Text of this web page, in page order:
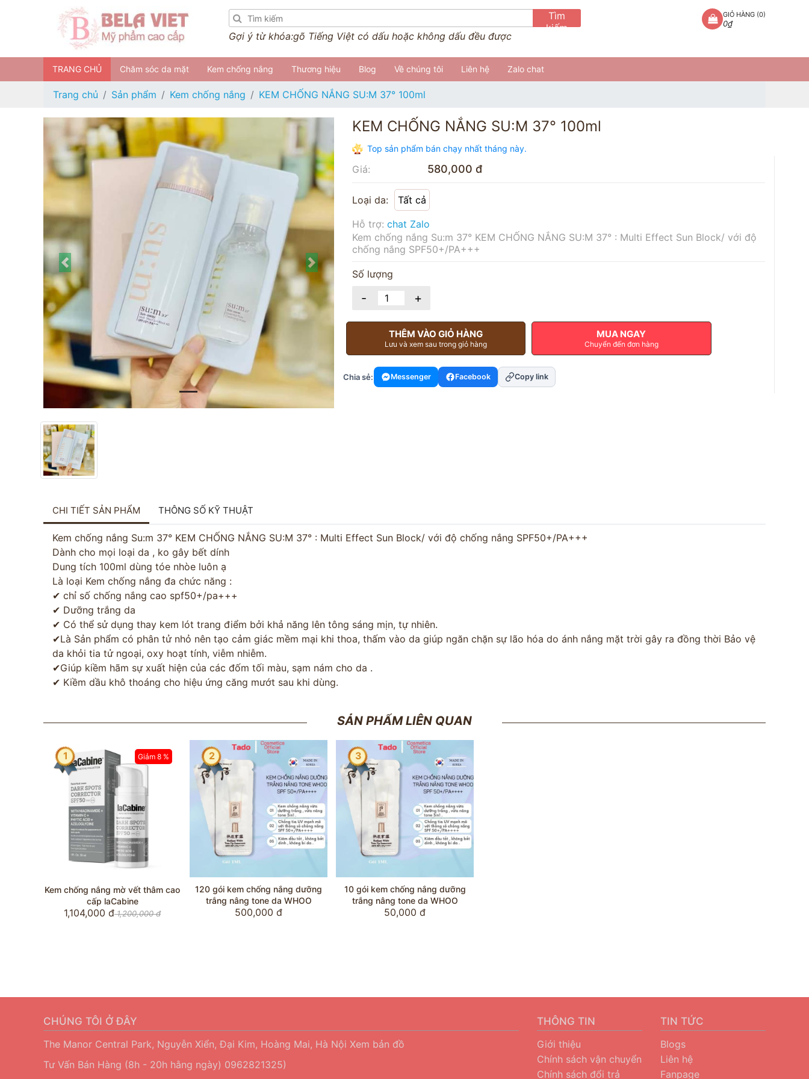
Tìm
kiếm
Gợi ý từ khóa:gõ Tiếng Việt có dấu hoặc không dấu đều được
GIỎ HÀNG (0)
0₫
TRANG CHỦ Chăm sóc da mặt Kem chống nắng Thương hiệu Blog Về chúng tôi Liên hệ Zalo chat
Trang chủ Sản phẩm Kem chống nắng KEM CHỐNG NẮNG SU:M 37° 100ml
Previous Next
KEM CHỐNG NẮNG SU:M 37° 100ml
Top sản phẩm bán chạy nhất tháng này.
Giá: 580,000 đ
Loại da:
Tất cả
Hỗ trợ: chat Zalo
Kem chống nắng Su:m 37° KEM CHỐNG NẮNG SU:M 37° : Multi Effect Sun Block/ với độ
chống nắng SPF50+/PA+++
Số lượng
- +
THÊM VÀO GIỎ HÀNG
Lưu và xem sau trong giỏ hàng
MUA NGAY
Chuyển đến đơn hàng
Chia sẻ: Messenger Facebook Copy link
CHI TIẾT SẢN PHẨM THÔNG SỐ KỸ THUẬT
Kem chống nắng Su:m 37° KEM CHỐNG NẮNG SU:M 37° : Multi Effect Sun Block/ với độ chống nắng SPF50+/PA+++
Dành cho mọi loại da , ko gây bết dính
Dung tích 100ml dùng tóe nhòe luôn ạ
Là loại Kem chống nắng đa chức năng :
✔ chỉ số chống nắng cao spf50+/pa+++
✔ Dưỡng trắng da
✔ Có thể sử dụng thay kem lót trang điểm bởi khả năng lên tông sáng mịn, tự nhiên.
✔Là Sản phẩm có phân tử nhỏ nên tạo cảm giác mềm mại khi thoa, thấm vào da giúp ngăn chặn sự lão hóa do ánh nắng mặt trời gây ra đồng thời Bảo vệ
da khỏi tia tử ngoại, oxy hoạt tính, viễm nhiễm.
✔Giúp kiềm hãm sự xuất hiện của các đốm tối màu, sạm nám cho da .
✔ Kiềm dầu khô thoáng cho hiệu ứng căng mướt sau khi dùng.
SẢN PHẨM LIÊN QUAN
1
Kem chống nắng mờ vết thâm cao
cấp laCabine
1,104,000 đ1,200,000 đ
Giảm 8 % 2
120 gói kem chống nắng dưỡng
trắng nâng tone da WHOO
500,000 đ
3
10 gói kem chống nắng dưỡng
trắng nâng tone da WHOO
50,000 đ
CHÚNG TÔI Ở ĐÂY
The Manor Central Park, Nguyễn Xiển, Đại Kim, Hoàng Mai, Hà Nội Xem bản đồ
Tư Vấn Bán Hàng (8h - 20h hằng ngày) 0962821325)
THÔNG TIN
Giới thiệu
Chính sách vận chuyển
Chính sách đổi trả
TIN TỨC
Blogs
Liên hệ
Fanpage